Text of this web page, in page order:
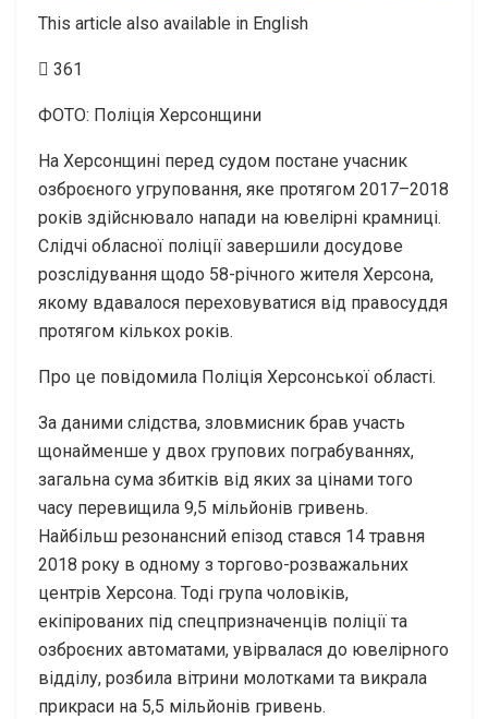
This article also available in English
361
ФОТО: Поліція Херсонщини
На Херсонщині перед судом постане учасник
озброєного угруповання, яке протягом 2017–2018
років здійснювало напади на ювелірні крамниці.
Слідчі обласної поліції завершили досудове
розслідування щодо 58-річного жителя Херсона,
якому вдавалося переховуватися від правосуддя
протягом кількох років.
Про це повідомила Поліція Херсонської області.
За даними слідства, зловмисник брав участь
щонайменше у двох групових пограбуваннях,
загальна сума збитків від яких за цінами того
часу перевищила 9,5 мільйонів гривень.
Найбільш резонансний епізод стався 14 травня
2018 року в одному з торгово-розважальних
центрів Херсона. Тоді група чоловіків,
екіпірованих під спецпризначенців поліції та
озброєних автоматами, увірвалася до ювелірного
відділу, розбила вітрини молотками та викрала
прикраси на 5,5 мільйонів гривень.